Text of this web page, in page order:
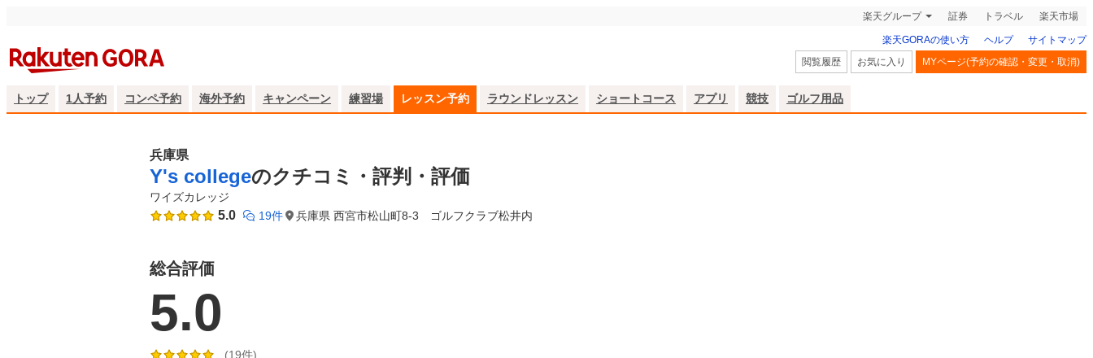
楽天グループ 証券 トラベル 楽天市場
楽天GORAの使い方 ヘルプ
サイトマップ
閲覧履歴
お気に入り MYページ(予約の確認・変更・取消)
トップ 1人予約 コンペ予約 海外予約 キャンペーン 練習場 レッスン予約 ラウンドレッスン ショートコース アプリ 競技 ゴルフ用品
兵庫県
Y's collegeのクチコミ・評判・評価
ワイズカレッジ
5.0 19件 兵庫県 西宮市松山町8-3 ゴルフクラブ松井内
総合評価
5.0
(19件)